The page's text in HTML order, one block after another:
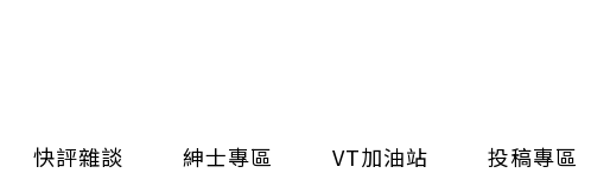
快評雜談 紳士專區 VT加油站 投稿專區